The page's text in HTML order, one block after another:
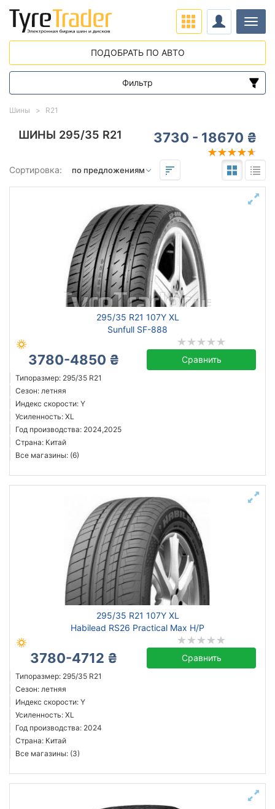
ШИНЫ 295/35 R21 3730 - 18670 ₴
Сортировка:
295/35 R21 107Y XL
Sunfull SF-888
3780-4850 ₴ Сравнить
Типоразмер: 295/35 R21
Сезон: летняя
Индекс скорости: Y
Усиленность: XL
Год производства: 2024,2025
Страна: Китай
Все магазины: (6)
295/35 R21 107Y XL
Habilead RS26 Practical Max H/P
3780-4712 ₴ Сравнить
Типоразмер: 295/35 R21
Сезон: летняя
Индекс скорости: Y
Усиленность: XL
Год производства: 2024
Страна: Китай
Все магазины: (3)
Шины R21
ПОДОБРАТЬ ПО АВТО
Фильтр
Диапазон цен
от
Подбор по параметрам
295
Triangle
Hankook
Sailun
Goodyear
Bridgestone
Pirelli
Все бренды
Год производства
Страна производства
Подобрать